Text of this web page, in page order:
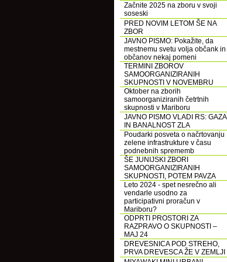
Začnite 2025 na zboru v svoji
soseski
PRED NOVIM LETOM ŠE NA
ZBOR
JAVNO PISMO: Pokažite, da
mestnemu svetu volja občank in
občanov nekaj pomeni
TERMINI ZBOROV
SAMOORGANIZIRANIH
SKUPNOSTI V NOVEMBRU
Oktober na zborih
samoorganiziranih četrtnih
skupnosti v Mariboru
JAVNO PISMO VLADI RS: GAZA
IN BANALNOST ZLA
Poudarki posveta o načrtovanju
zelene infrastrukture v času
podnebnih sprememb
ŠE JUNIJSKI ZBORI
SAMOORGANIZIRANIH
SKUPNOSTI, POTEM PAVZA
Leto 2024 - spet nesrečno ali
vendarle usodno za
participativni proračun v
Mariboru?
ODPRTI PROSTORI ZA
RAZPRAVO O SKUPNOSTI –
MAJ 24
DREVESNICA POD STREHO,
PRVA DREVESCA ŽE V ZEMLJI